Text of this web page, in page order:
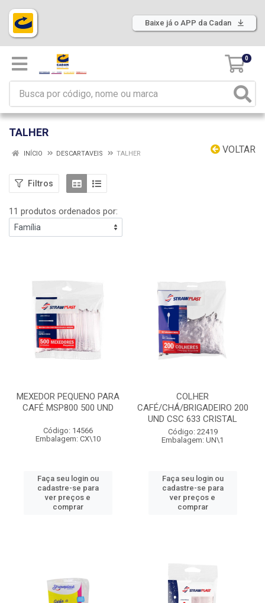
Baixe já o APP da Cadan
0
TALHER
VOLTAR
INÍCIO DESCARTAVEIS TALHER
Filtros
11 produtos ordenados por:
MEXEDOR PEQUENO PARA
CAFÉ MSP800 500 UND
Código: 14566
Embalagem: CX\10
Faça seu login ou
cadastre-se para
ver preços e
comprar
COLHER
CAFÉ/CHÁ/BRIGADEIRO 200
UND CSC 633 CRISTAL
Código: 22419
Embalagem: UN\1
Faça seu login ou
cadastre-se para
ver preços e
comprar